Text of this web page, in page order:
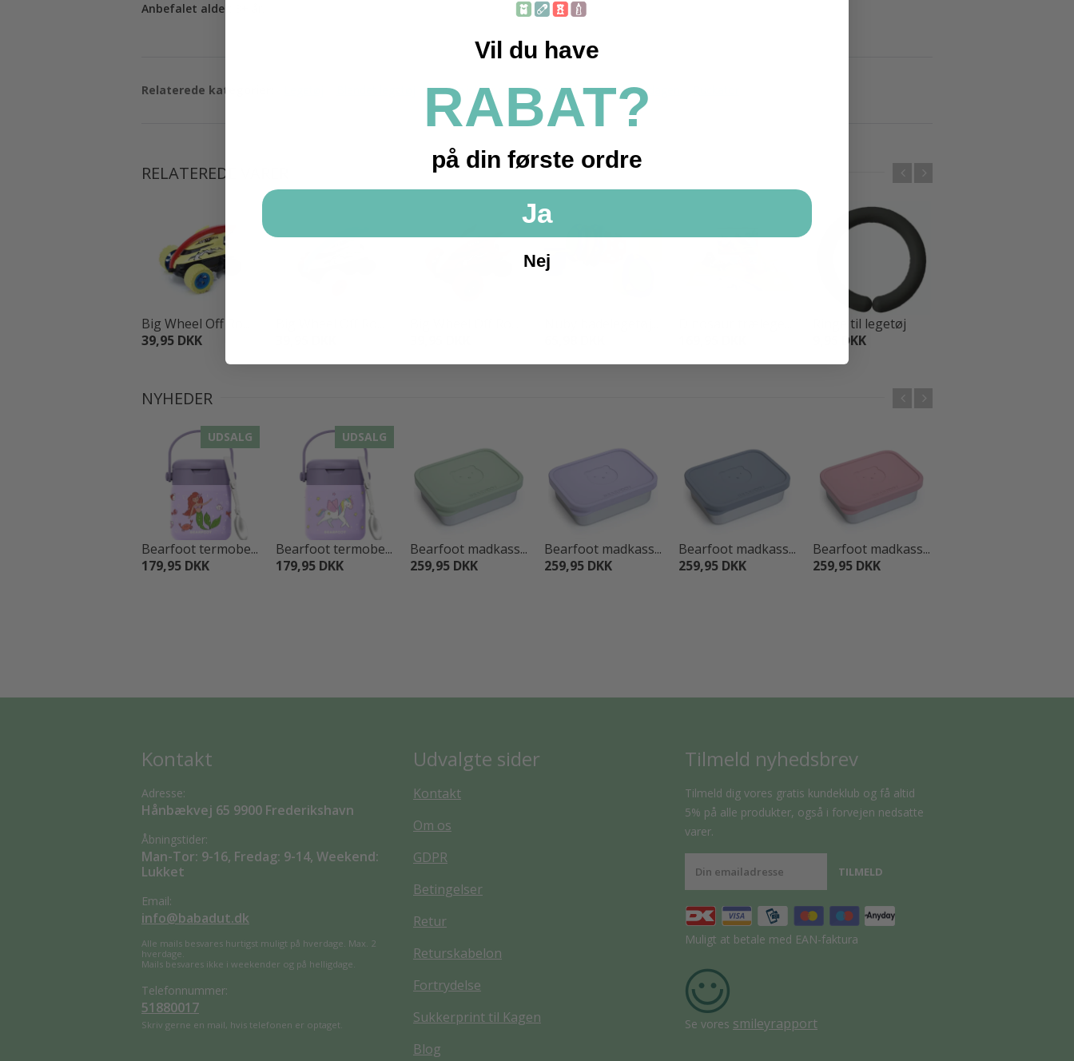
Anbefalet alder
Relaterede kategorier: Legetøjsbiler mm. Gaver til børnefødselsdagen
RELATEREDE VARER
Big Wheel Off Ro...
39,95 DKK
Ringe til legetøj
9,95 DKK
NYHEDER
UDSALG
Bearfoot termobe...
179,95 DKK
UDSALG
Bearfoot termobe...
179,95 DKK
Bearfoot madkass...
259,95 DKK
Bearfoot madkass...
259,95 DKK
Bearfoot madkass...
259,95 DKK
Bearfoot madkass...
259,95 DKK
Kontakt
Adresse:
Hånbækvej 65 9900 Frederikshavn
Åbningstider:
Man-Tor: 9-16, Fredag: 9-14, Weekend:
Lukket
Email:
info@babadut.dk
Alle mails besvares hurtigst muligt på hverdage. Max. 2
hverdage.
Mails besvares ikke i weekender og på helligdage.
Telefonnummer:
51880017
Skriv gerne en mail, hvis telefonen er optaget.
Udvalgte sider
Kontakt
Om os
GDPR
Betingelser
Retur
Returskabelon
Fortrydelse
Sukkerprint til Kagen
Blog
Tilmeld nyhedsbrev
Tilmeld dig vores gratis kundeklub og få altid
5% på alle produkter, også i forvejen nedsatte
varer.
Muligt at betale med EAN-faktura
Se vores smileyrapport
Vil du have
RABAT?
på din første ordre
Ja
Nej